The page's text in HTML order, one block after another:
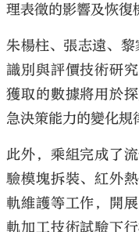
理表徵的影響及恢復
朱楊柱、張志遠、
識別與評價技術研
獲取的數據將用於
急決策能力的變化規
此外，乘組完成了
驗模塊拆裝、紅外
軌維護等工作，開
軌加工技術試驗下